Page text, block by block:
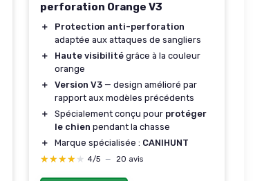
perforation Orange V3
＋
Protection anti-perforation
adaptée aux attaques de sangliers
＋
Haute visibilité grâce à la couleur
orange
＋
Version V3 — design amélioré par
rapport aux modèles précédents
＋
Spécialement conçu pour protéger
le chien pendant la chasse
＋
Marque spécialisée : CANIHUNT
★★★★★
★★★★★ 4/5 — 20 avis